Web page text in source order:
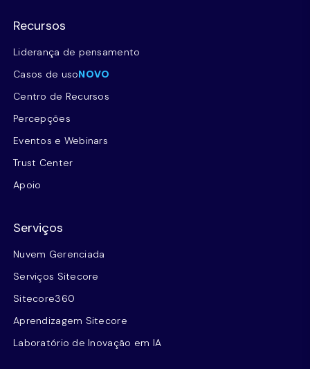
Recursos
Liderança de pensamento
Casos de usoNOVO
Centro de Recursos
Percepções
Eventos e Webinars
Trust Center
Apoio
Serviços
Nuvem Gerenciada
Serviços Sitecore
Sitecore360
Aprendizagem Sitecore
Laboratório de Inovação em IA